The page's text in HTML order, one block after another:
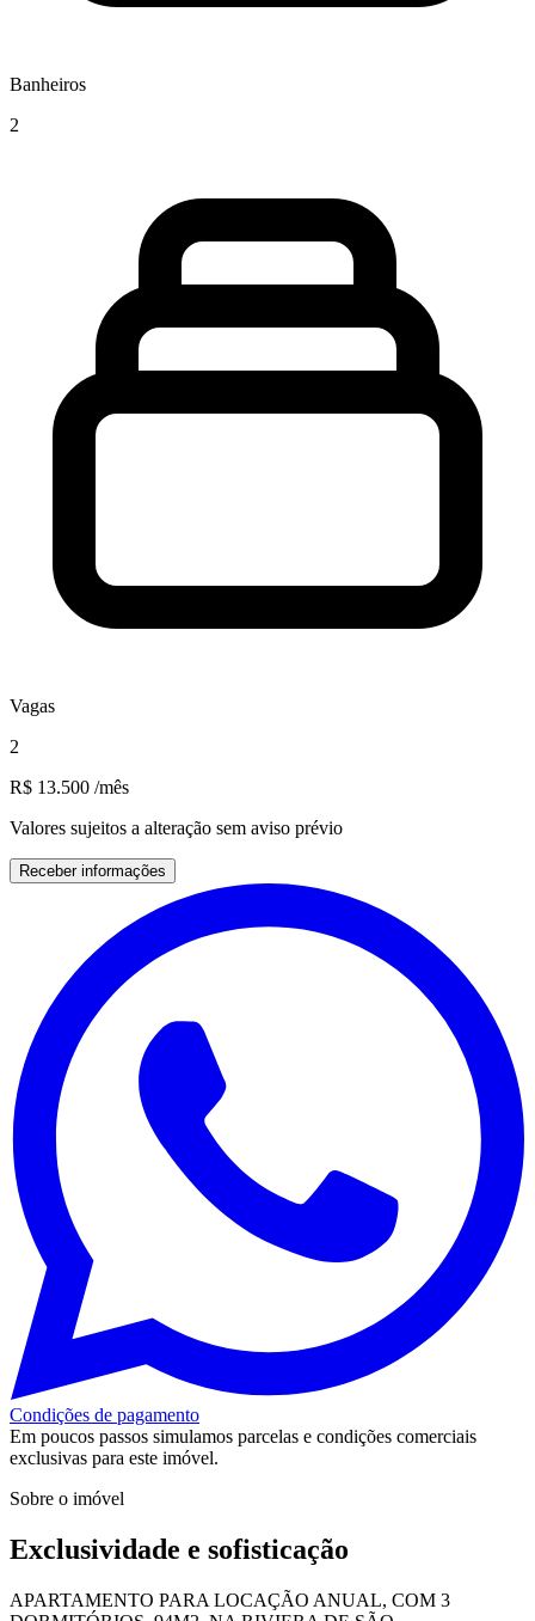
Banheiros
2
Vagas
2
R$ 13.500 /mês
Valores sujeitos a alteração sem aviso prévio
Receber informações
Condições de pagamento
Em poucos passos simulamos parcelas e condições comerciais
exclusivas para este imóvel.
Sobre o imóvel
Exclusividade e sofisticação
APARTAMENTO PARA LOCAÇÃO ANUAL, COM 3